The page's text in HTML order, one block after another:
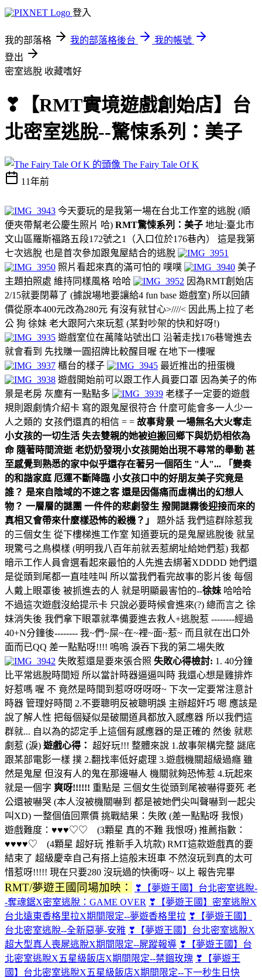
登入
我的部落格 我的部落格後台
我的帳號
登出
密室逃脫 收藏嗜好
❣【RMT實境遊戲創始店】台
北密室逃脫--驚悚系列：美子
The Fairy Tale Of K
11年前
今天要玩的是我第一場在台北工作室的逃脫 (順
便夾帶幫老公慶生照片 哈) RMT驚悚系列：美子 地址:臺北市
文山區羅斯福路五段172號之1（入口位於176巷內） 這是我第
七次逃脫 也是首次參加跟鬼屋結合的逃脫
照片看起來真的滿可怕的 噗噗
美子
主題拍照處 維持同樣風格 哈哈
因為RMT創始店
2/15就要閉幕了 (據說場地要讓給4 fun base 遊戲室) 所以回饋
價從原本400元改為280元 有沒有就甘心>////< 因此馬上拉了老
公 狗 徐妹 老大跟阿六來玩惹 (某對吵架的快和好呀!)
遊戲室位在萬隆站號出口 沿著走找176巷彎進去
就會看到 先找賺一圓招牌比較醒目喔 在地下一樓喔
櫃台的樣子
最近推出的扭蛋機
遊戲開始前可以跟工作人員要口罩 因為美子的佈
景是老房 灰塵有一點點多
老樣子一定要的遊戲
規則跟劇情介紹卡 寫的跟鬼屋很符合 什麼可能會多一人少一
人之類的 女孩們還真的相信 = = 故事背景 一場無名大火奪走
小女孩的一切生活 失去雙親的她被迫搬回鄉下與奶奶相依為
命 隨著時間流逝 老奶奶發現小女孩開始出現不尋常的舉動 甚
至感覺到熟悉的家中似乎還存在著另一個陌生 "人"... 「變奏
的和諧家庭 厄運不斷降臨 小女孩口中的好朋友美子究竟是
誰？ 是來自陰域的不速之客 還是因傷痛而虛構出的幻想人
物？ 一層層的謎團 一件件的悲劇發生 撥開謎霧後迎接而來的
真相又會帶來什麼樣恐怖的殺機？」 題外話 我們這群除惹我
的三個女生 從下樓梯進工作室 知道要玩的是鬼屋逃脫後 就呈
現驚弓之鳥模樣 (明明我八百年前就丟惹網址給她們惹) 我都
暗示工作人員會選看起來最怕的人先進去綁著XDDDD 她們還
是從頭到尾都一直哇哇叫 所以當我們看完故事的影片後 每個
人戴上眼罩後 被抓進去的人 就是明顯最害怕的--徐妹 哈哈哈
不過這次遊戲沒給提示卡 只說必要時候會進來(?) 總而言之 徐
妹消失後 我們拿下眼罩就準備要進去救人+逃脫惹 --------經過
40+N分鐘後-------- 我~們~屎~在~裡~面~惹~ 而且就在出口外
面而已QQ 差一點點呀!!!! 嗚嗚 淚吞下我的第二場失敗
失敗惹還是要來張合照 失敗心得檢討: 1. 40分鐘
比平常逃脫時間短 所以當計時器逼逼叫時 我還心想是雞排炸
好惹嗎 喔 不 竟然是時間到惹呀呀呀呀~ 下次一定要常注意計
時器 管理好時間 2.不要聰明反被聰明誤 主辦超奸巧 嗯 應該是
說了解人性 把每個疑似是破關道具都放入感應器 所以我們這
群就... 自以為的認定手上這個有感應器的是正確的 然後 就悲
劇惹 (淚) 遊戲心得： 超好玩!!! 整體來說 1.故事架構完整 謎底
跟某部電影一樣 撲 2.翻找率低好處理 3.遊戲機關超級過癮 雖
然是鬼屋 但沒有人的鬼在那邊嚇人 機關就夠恐怖惹 4.玩起來
就是一個字 爽呀!!!!!! 重點是 三個女生從頭到尾被嚇得要死 老
公還被嚇哭 (本人沒被機關嚇到 都是被她們尖叫聲嚇到一起尖
叫XD) 一整個值回票價 挑戰結果：失敗 (差一點點呀 我恨)
遊戲難度：♥♥♥♡♡ (3顆星 真的不難 我恨呀) 推薦指數：
♥♥♥♥♡ (4顆星 超好玩 推新手入坑款) RMT這款遊戲真的要
結束了 超級慶幸自己有搭上這般末班車 不然沒玩到真的太可
惜惹呀!!!!! 現在只要280 沒玩過的快衝呀~ 以上 報告完畢
RMT/夢遊王國同場加映：
❣【夢遊王國】台北密室逃脫-
-奪魂鋸X密室逃脫：GAME OVER ❣【夢遊王國】密室逃脫X
台北遠東香格里拉X期間限定--夢遊香格里拉 ❣【夢遊王國】
台北密室逃脫--全新惡夢-安雅 ❣【夢遊王國】台北密室逃脫X
超大型真人喪屍逃脫X期間限定--屍蹤報導 ❣【夢遊王國】台
北密室逃脫X五星級飯店X期間限定--禁錮玫瑰 ❣【夢遊王
國】台北密室逃脫X五星級飯店X期間限定--下一秒生日快